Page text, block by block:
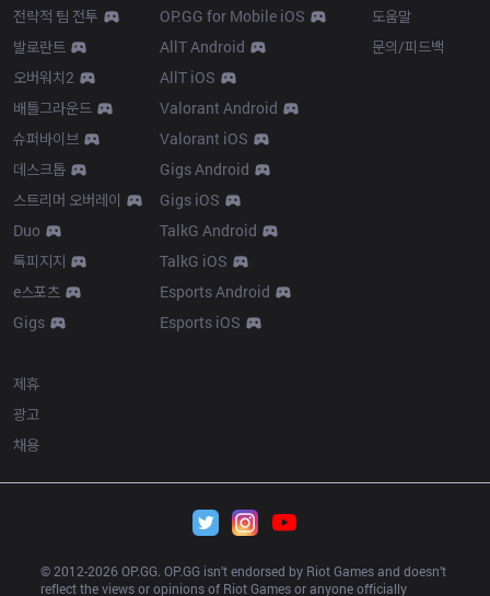
전략적 팀 전투
발로란트
오버워치2
배틀그라운드
슈퍼바이브
데스크톱
스트리머 오버레이
Duo
톡피지지
e스포츠
Gigs
OP.GG for Mobile iOS
AllT Android
AllT iOS
Valorant Android
Valorant iOS
Gigs Android
Gigs iOS
TalkG Android
TalkG iOS
Esports Android
Esports iOS
도움말
문의/피드백
제휴
광고
채용
© 2012-2026 OP.GG. OP.GG isn’t endorsed by Riot Games and doesn’t
reflect the views or opinions of Riot Games or anyone officially